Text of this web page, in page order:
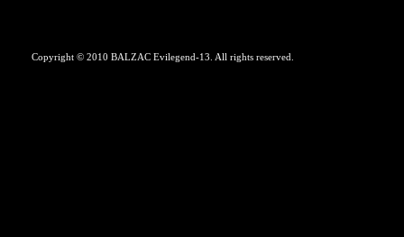
Copyright © 2010 BALZAC Evilegend-13. All rights reserved.